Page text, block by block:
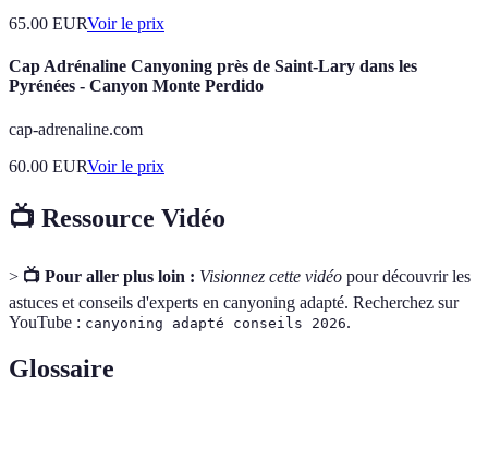
65.00 EURVoir le prix
Cap Adrénaline Canyoning près de Saint-Lary dans les
Pyrénées - Canyon Monte Perdido
cap-adrenaline.com
60.00 EURVoir le prix
📺 Ressource Vidéo
> 📺 Pour aller plus loin : Visionnez cette vidéo pour découvrir les
astuces et conseils d'experts en canyoning adapté. Recherchez sur
YouTube : canyoning adapté conseils 2026.
Glossaire